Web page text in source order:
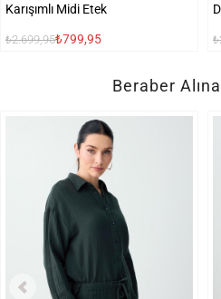
Karışımlı Midi Etek
₺2.699,95₺799,95
Beraber